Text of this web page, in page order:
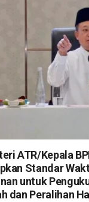
ATR/Kepala
Standar
untuk
dan Peralihan